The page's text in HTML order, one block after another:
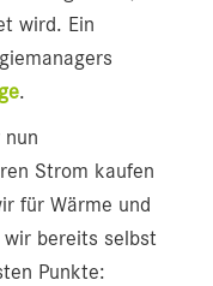
wird. Ein
.
Strom kaufen
für Wärme und
wir bereits selbst
Punkte: